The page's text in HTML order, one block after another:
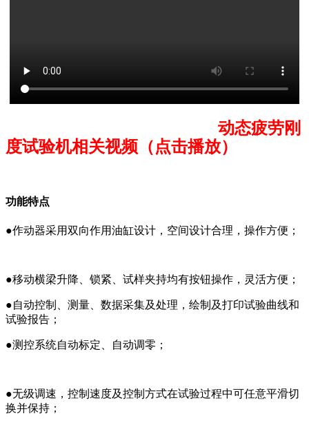
动态疲劳刚
度试验机相关视频（点击播放）
功能特点
●作动器采用双向作用油缸设计，空间设计合理，操作方便；
●移动横梁升降、锁紧、试样夹持均有按钮操作，灵活方便；
●自动控制、测量、数据采集及处理，绘制及打印试验曲线和
试验报告；
●测控系统自动标定、自动调零；
●无级调速，控制速度及控制方式在试验过程中可任意平滑切
换并保持；